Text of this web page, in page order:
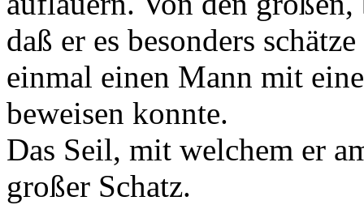
daß er es besonders
einmal einen Mann mit
beweisen konnte.
Das Seil, mit welchem er
großer Schatz.